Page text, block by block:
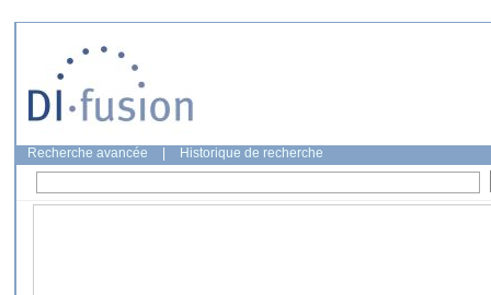
Recherche avancée Historique de recherche